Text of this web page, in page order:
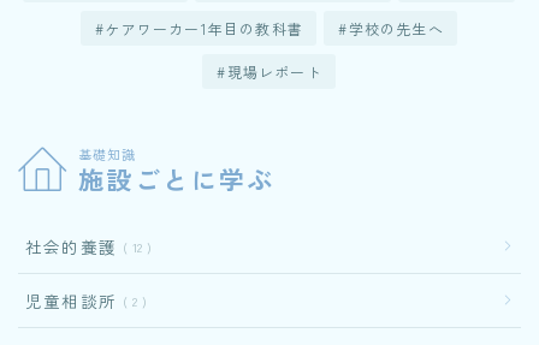
ケアワーカー1年目の教科書 学校の先生へ
現場レポート
基礎知識
施設ごとに学ぶ
社会的養護 12
児童相談所 2